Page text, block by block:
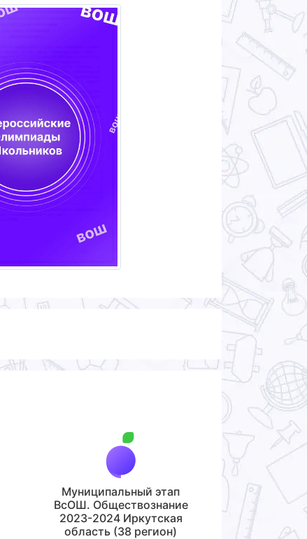
Муниципальный этап
ВсОШ. Обществознание
2023-2024 Иркутская
область (38 регион)